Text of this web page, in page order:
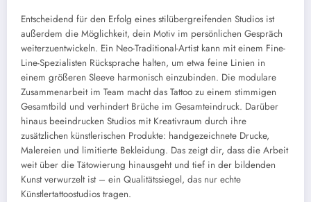
Entscheidend für den Erfolg eines stilübergreifenden Studios ist
außerdem die Möglichkeit, dein Motiv im persönlichen Gespräch
weiterzuentwickeln. Ein Neo-Traditional-Artist kann mit einem Fine-
Line-Spezialisten Rücksprache halten, um etwa feine Linien in
einem größeren Sleeve harmonisch einzubinden. Die modulare
Zusammenarbeit im Team macht das Tattoo zu einem stimmigen
Gesamtbild und verhindert Brüche im Gesamteindruck. Darüber
hinaus beeindrucken Studios mit Kreativraum durch ihre
zusätzlichen künstlerischen Produkte: handgezeichnete Drucke,
Malereien und limitierte Bekleidung. Das zeigt dir, dass die Arbeit
weit über die Tätowierung hinausgeht und tief in der bildenden
Kunst verwurzelt ist – ein Qualitätssiegel, das nur echte
Künstlertattoostudios tragen.